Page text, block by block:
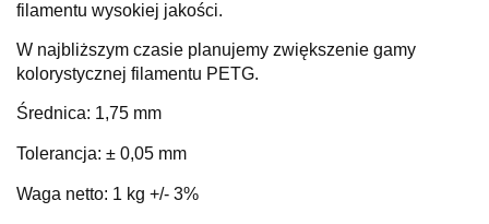
filamentu wysokiej jakości.
W najbliższym czasie planujemy zwiększenie gamy
kolorystycznej filamentu PETG.
Średnica: 1,75 mm
Tolerancja: ± 0,05 mm
Waga netto: 1 kg +/- 3%